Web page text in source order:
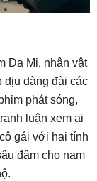
Da Mi, nhân vật
dịu dàng đài các
phát sóng,
luận xem ai
gái với hai tính
đậm cho nam